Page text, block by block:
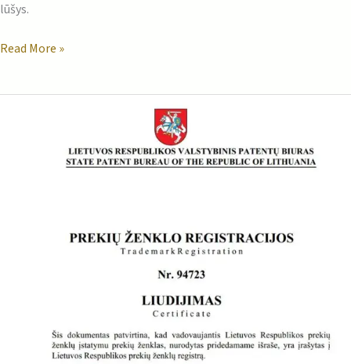
lūšys.
Read More »